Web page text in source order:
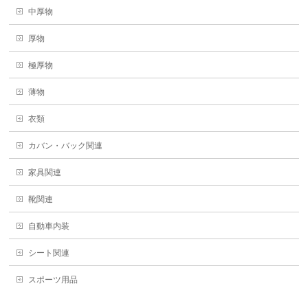
中厚物
厚物
極厚物
薄物
衣類
カバン・バック関連
家具関連
靴関連
自動車内装
シート関連
スポーツ用品